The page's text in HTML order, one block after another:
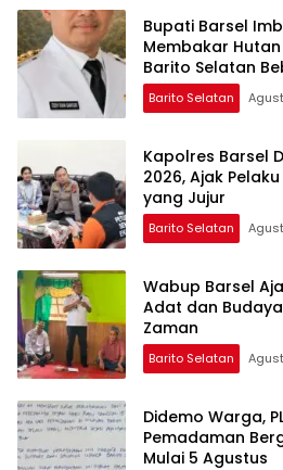
Bupati Barsel
Membakar
Barito Selatan
Barito Selatan
Kapolres Barsel
2026, Ajak
yang Jujur
Barito Selatan
Wabup Barsel
Adat dan
Zaman
Barito Selatan
Didemo Warga,
Pemadaman
Mulai 5 Agustus